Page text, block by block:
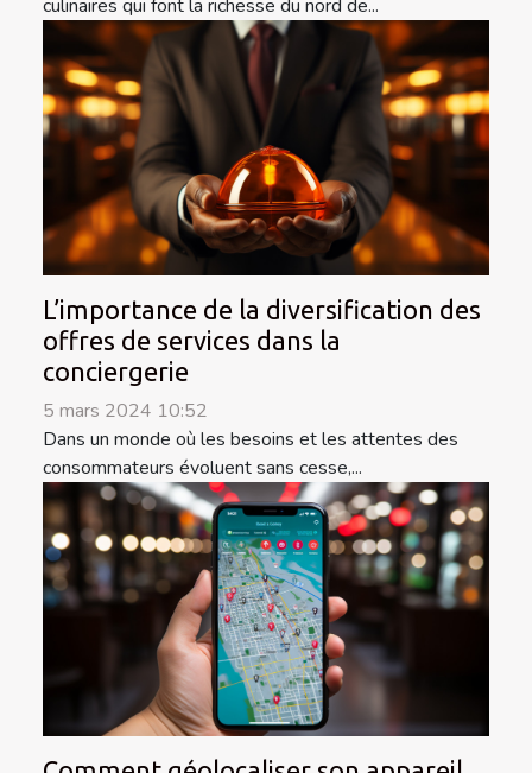
culinaires qui font la richesse du nord de...
L’importance de la diversification des
offres de services dans la
conciergerie
5 mars 2024 10:52
Dans un monde où les besoins et les attentes des
consommateurs évoluent sans cesse,...